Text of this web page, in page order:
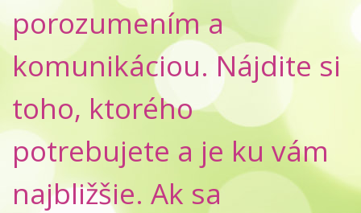
porozumením a
komunikáciou. Nájdite si
toho, ktorého
potrebujete a je ku vám
najbližšie. Ak sa